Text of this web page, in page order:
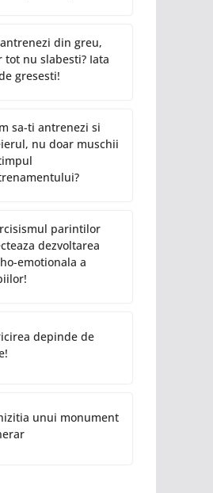
din greu,
tot nu slabesti? Iata
gresesti!
sa-ti antrenezi si
nu doar muschii
parintilor
dezvoltarea
emotionala a
depinde de
unui monument